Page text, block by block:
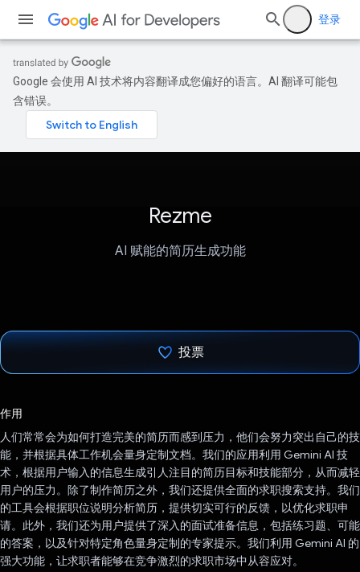
登录
Google 会使用 AI 技术将内容翻译成您偏好的语言。AI 翻译可能包
含错误。
Rezme
AI 赋能的简历生成功能
投票
作用
人们常常会为如何打造完美的简历而感到压力，他们会努力突出自己的技
能，并根据具体工作机会量身定制文档。我们的应用利用 Gemini AI 技
术，根据用户输入的信息生成引人注目的简历目标和技能部分，从而减轻
用户的压力。除了制作简历之外，我们还提供全面的求职搜索支持。我们
的工具会根据职位说明分析简历，提供切实可行的反馈，以优化求职申
请。此外，我们还为用户提供了深入的面试准备信息，包括练习题、可能
的答案，以及针对特定角色量身定制的专家提示。我们利用 Gemini AI 的
强大功能，让求职者能够在竞争激烈的求职市场中从容应对。